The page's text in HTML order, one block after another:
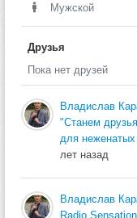
Мужской
Друзья
Пока нет друзей
Владислав
"Станем
для
лет назад
Владислав
Radio